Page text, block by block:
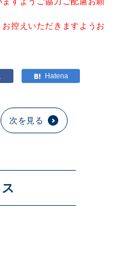
控えいただきますようお
次を見る